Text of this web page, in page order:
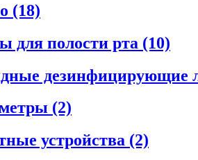
(18)
для полости рта (10)
дезинфицирующие
(2)
устройства (2)